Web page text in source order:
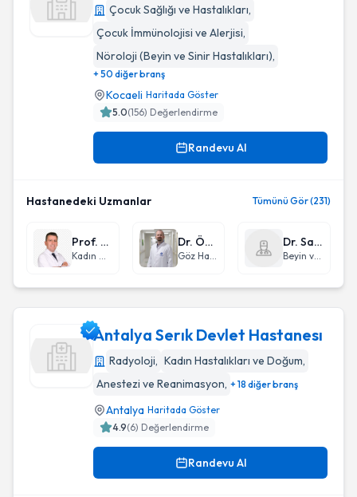
Çocuk Sağlığı ve Hastalıkları,
Çocuk İmmünolojisi ve Alerjisi,
Nöroloji (Beyin ve Sinir Hastalıkları),
+ 50 diğer branş
Kocaeli Haritada Göster
5.0(156) Değerlendirme
Randevu Al
Hastanedeki Uzmanlar Tümünü Gör (231)
Prof. Dr. Ahmet Yiğit Çakıroğlu
Kadın Hastalıkları ve Doğum
Dr. Öğr. Üyesi Enes Kesim
Göz Hastalıkları
Dr. Savaş Ceylan
Beyin ve Sinir Cerrahisi
Antalya Serık Devlet Hastanesı
Radyoloji, Kadın Hastalıkları ve Doğum,
Anestezi ve Reanimasyon, + 18 diğer branş
Antalya Haritada Göster
4.9(6) Değerlendirme
Randevu Al